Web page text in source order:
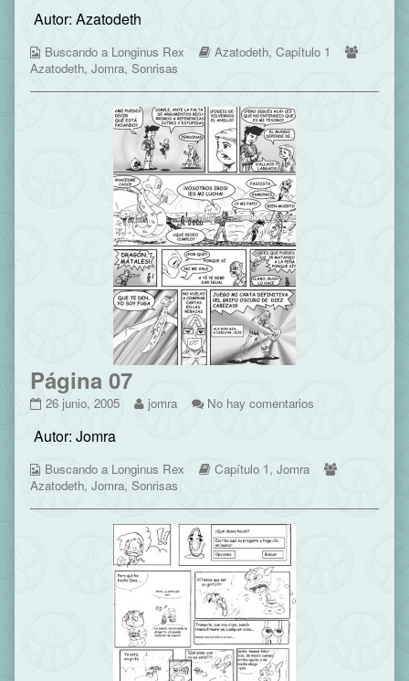
published
the
author
06,
Autor: Azatodeth
Webcomic
Collections
Buscando a Longinus Rex
Webcomic
Azatodeth, Capítulo 1
Azatodeth, Jomra, Sonrisas
Página 07
Página
published
26 junio, 2005
Read
the
author
07,
jomra No hay comentarios
Autor: Jomra
Webcomic
Collections
Buscando a Longinus Rex
Webcomic
Capítulo 1, Jomra
Azatodeth, Jomra, Sonrisas